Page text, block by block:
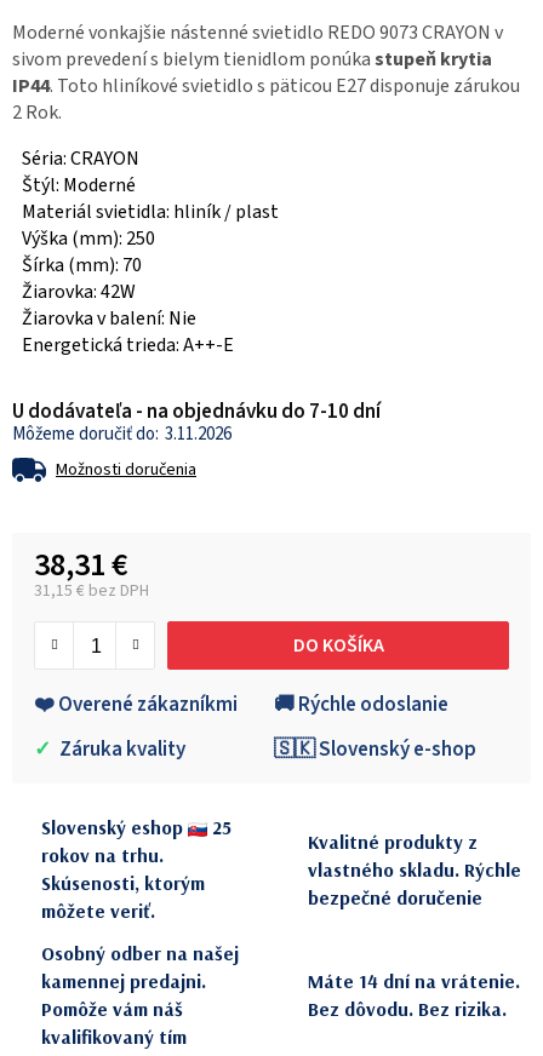
Moderné vonkajšie nástenné svietidlo REDO 9073 CRAYON v
sivom prevedení s bielym tienidlom ponúkastupeň krytia
IP44. Toto hliníkové svietidlo s päticou E27 disponuje zárukou
2 Rok.
Séria: CRAYON
Štýl: Moderné
Materiál svietidla: hliník / plast
Výška (mm): 250
Šírka (mm): 70
Žiarovka: 42W
Žiarovka v balení: Nie
Energetická trieda: A++-E
U dodávateľa - na objednávku do 7-10 dní
3.11.2026
Možnosti doručenia
38,31 €
31,15 € bez DPH
DO KOŠÍKA
❤️ Overené zákazníkmi
🚚 Rýchle odoslanie
✓ Záruka kvality 🇸🇰 Slovenský e-shop
Slovenský eshop
25
rokov na trhu.
Skúsenosti, ktorým
môžete veriť.
Kvalitné produkty z
vlastného skladu. Rýchle
bezpečné doručenie
Osobný odber na našej
kamennej predajni.
Pomôže vám náš
kvalifikovaný tím
Máte 14 dní na vrátenie.
Bez dôvodu. Bez rizika.